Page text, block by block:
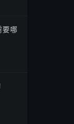
要哪